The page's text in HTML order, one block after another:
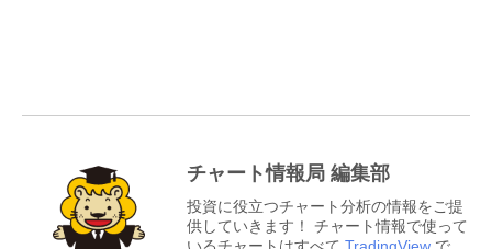
チャート情報局 編集部
投資に役立つチャート分析の情報をご提
供していきます！ チャート情報で使って
いるチャートはすべて TradingView で